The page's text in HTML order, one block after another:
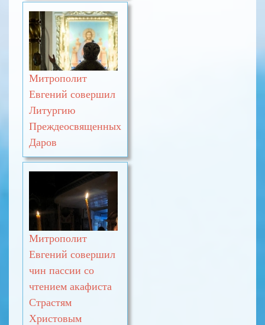
Митрополит
Евгений совершил
Литургию
Преждеосвященных
Даров
Митрополит
Евгений совершил
чин пассии со
чтением акафиста
Страстям
Христовым